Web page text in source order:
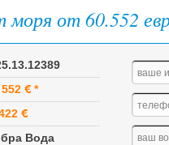
от 60.552
*
Вода